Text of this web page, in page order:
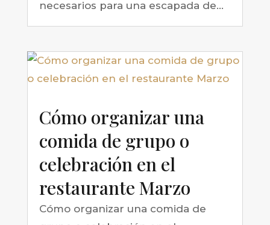
necesarios para una escapada de...
Cómo organizar una
comida de grupo o
celebración en el
restaurante Marzo
Cómo organizar una comida de